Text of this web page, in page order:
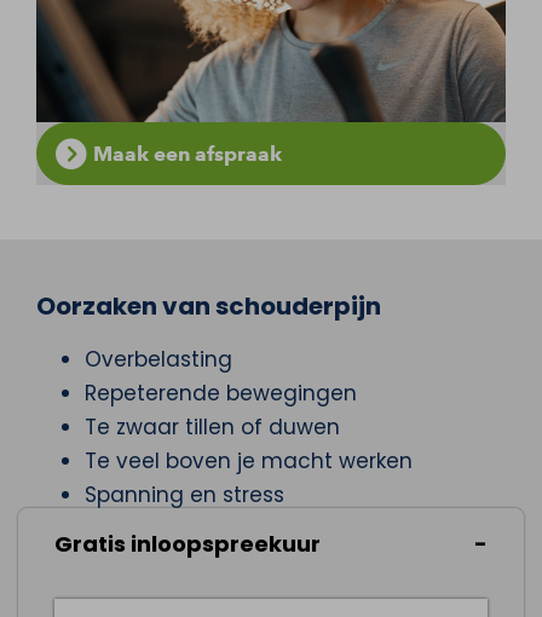
Maak een afspraak
Oorzaken van schouderpijn
Overbelasting
Repeterende bewegingen
Te zwaar tillen of duwen
Te veel boven je macht werken
Spanning en stress
Een ongeluk of blessure
Tips bij schouderpijn
Gratis inloopspreekuur